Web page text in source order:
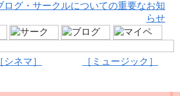
ログ・サークルについての重要なお知
らせ
［シネマ］ ［ミュージック］